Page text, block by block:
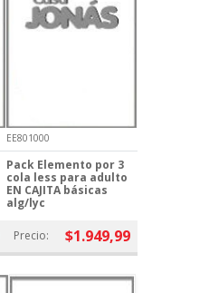
EE801000
Pack Elemento por 3
cola less para adulto
EN CAJITA básicas
alg/lyc
Precio: $1.949,99